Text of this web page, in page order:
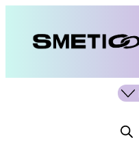
содержимому